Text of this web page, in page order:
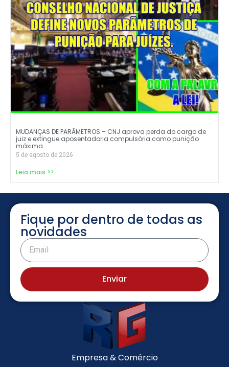
MUDANÇAS DE PARÃMETROS – CNJ aprova perda do cargo de
juiz e extingue aposentadoria compulsória como punição
máxima.
5 de agosto de 2026
Leia mais >>
Fique por dentro de todas as
novidades
Enviar
Empresa & Comércio